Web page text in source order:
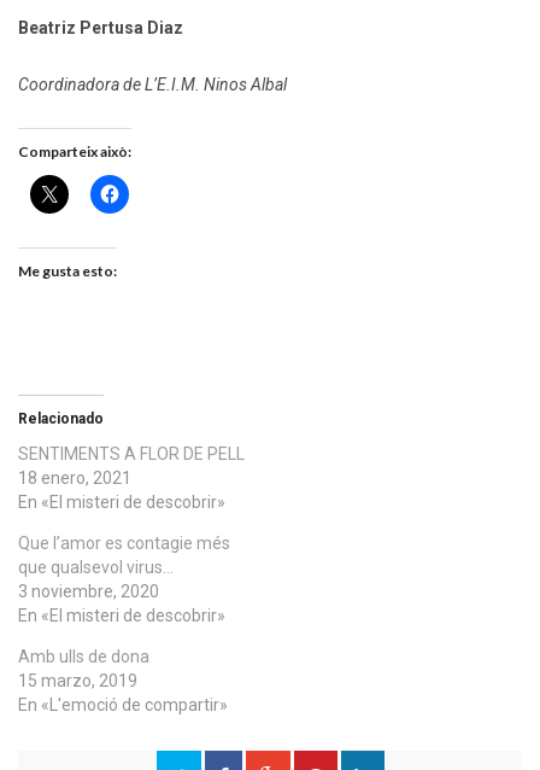
Beatriz Pertusa Diaz
Coordinadora de L’E.I.M. Ninos Albal
Comparteix això:
Me gusta esto:
Relacionado
SENTIMENTS A FLOR DE PELL
18 enero, 2021
En «El misteri de descobrir»
Que l’amor es contagie més
que qualsevol virus…
3 noviembre, 2020
En «El misteri de descobrir»
Amb ulls de dona
15 marzo, 2019
En «L'emoció de compartir»